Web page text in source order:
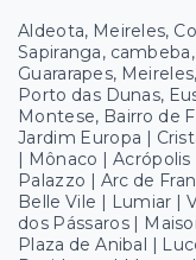
Aldeota, Meireles,
Sapiranga,
Guararapes,
Porto das Dunas,
Montese, Bairro de
Jardim Europa |
| Mônaco |
Palazzo | Arc de
Belle Vile | Lumiar |
dos Pássaros |
Plaza de Anibal |